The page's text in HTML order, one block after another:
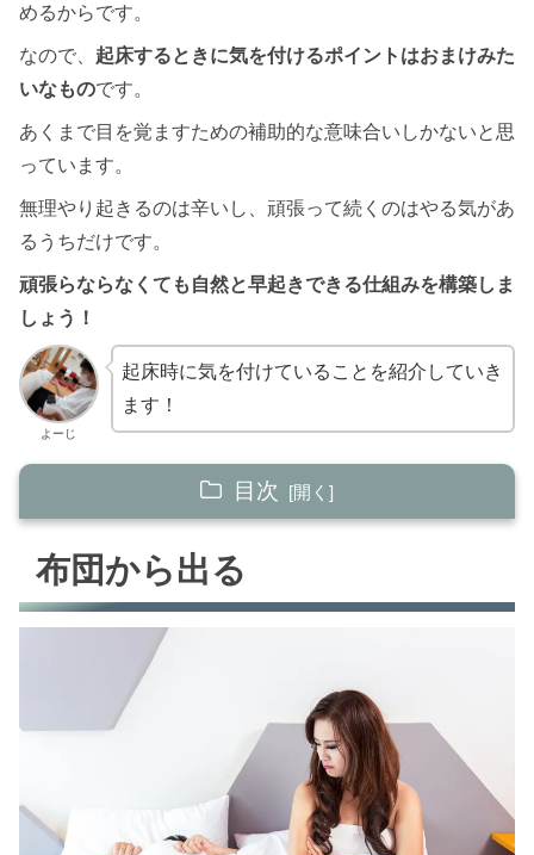
めるからです。
なので、 起床するときに気を付けるポイントはおまけみた
いなものです。
あくまで目を覚ますための補助的な意味合いしかないと思
っています。
無理やり起きるのは辛いし、頑張って続くのはやる気があ
るうちだけです。
頑張らならなくても自然と早起きできる仕組みを構築しま
しょう！
よーじ
起床時に気を付けていることを紹介していき
ます！
目次
布団から出る
スヌーズ機能はやめよう
部屋をうろうろする
水を500ml飲む
朝風呂に入る、シャワーを浴びる
【まとめ】目が覚めるまで行動してる
布団から出る